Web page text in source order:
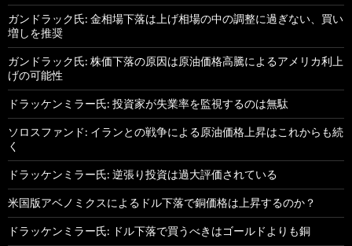
ガンドラック氏: 金相場下落は上げ相場の中の調整に過ぎない、買い
増しを推奨
ガンドラック氏: 株価下落の原因は原油価格高騰によるアメリカ利上
げの可能性
ドラッケンミラー氏: 投資家が失業率を監視するのは無駄
ソロスファンド: イランとの戦争による原油価格上昇はこれからも続
く
ドラッケンミラー氏: 逆張り投資は過大評価されている
米国版アベノミクスによるドル下落で銅価格は上昇するのか？
ドラッケンミラー氏: ドル下落で買うべきはゴールドよりも銅